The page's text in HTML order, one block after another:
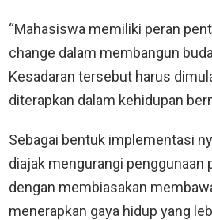
“Mahasiswa memiliki peran
change dalam membangun
Kesadaran tersebut harus
diterapkan dalam kehidupan
Sebagai bentuk implementasi
diajak mengurangi penggunaan
dengan membiasakan
menerapkan gaya hidup yang